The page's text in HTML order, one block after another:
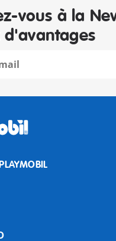
vous à la
d'avantages